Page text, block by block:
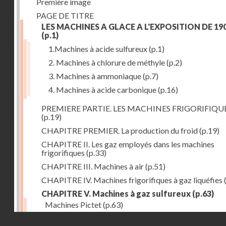
PAGE DE TITRE
LES MACHINES A GLACE A L'EXPOSITION DE
(p.1)
1.Machines à acide sulfureux(p.1)
2. Machines à chlorure de méthyle(p.2)
3. Machines à ammoniaque(p.7)
4. Machines à acide carbonique(p.16)
PREMIERE PARTIE. LES MACHINES
(p.19)
CHAPITRE PREMIER. La production du froid(p.19)
CHAPITRE II. Les gaz employés dans les machines
frigorifiques (p.33)
CHAPITRE III. Machines à air(p.51)
CHAPITRE IV. Machines frigorifiques à gaz liquéfies
CHAPITRE V. Machines à gaz sulfureux (p.63)
Machines Pictet(p.63)